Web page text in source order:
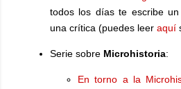
todos los días te escribe
una crítica (puedes leer aquí
Serie sobre Microhistoria:
En torno a la